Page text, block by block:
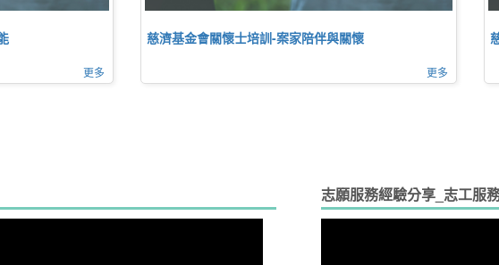
更多
慈濟基金會關懷士培訓-案家陪伴與關懷
更多
志願服務經驗分享_志工服